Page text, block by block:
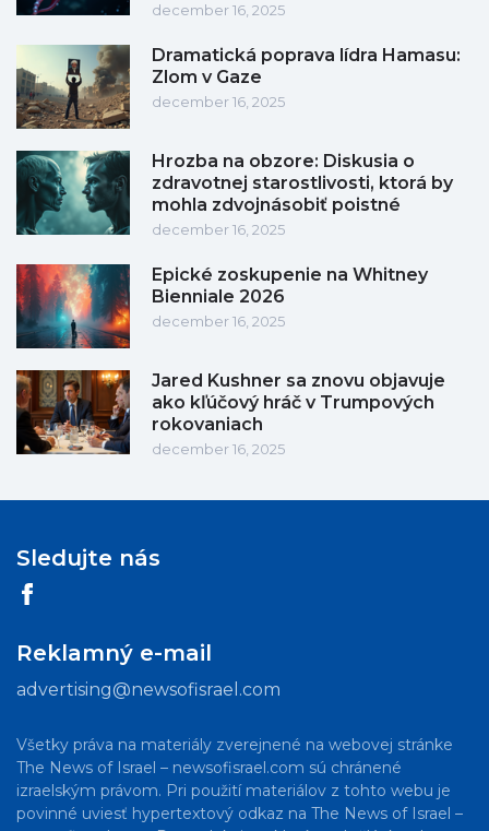
december 16, 2025
Dramatická poprava lídra Hamasu:
Zlom v Gaze
december 16, 2025
Hrozba na obzore: Diskusia o
zdravotnej starostlivosti, ktorá by
mohla zdvojnásobiť poistné
december 16, 2025
Epické zoskupenie na Whitney
Bienniale 2026
december 16, 2025
Jared Kushner sa znovu objavuje
ako kľúčový hráč v Trumpových
rokovaniach
december 16, 2025
Sledujte nás
Reklamný e-mail
advertising@newsofisrael.com
Všetky práva na materiály zverejnené na webovej stránke
The News of Israel – newsofisrael.com sú chránené
izraelským právom. Pri použití materiálov z tohto webu je
povinné uviesť hypertextový odkaz na The News of Israel –